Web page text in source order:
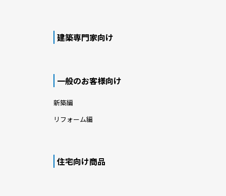
建築専門家向け
一般のお客様向け
新築編
リフォーム編
住宅向け商品